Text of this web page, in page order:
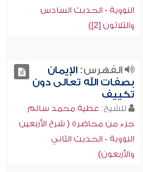
النووية - الحديث السادس
والثلاثون [2])
الفهرس:الإيمان
بصفات الله تعالى دون
تكييف
للشيخ: عطية محمد سالم
جزء من محاضرة ( شرح الأربعين
النووية - الحديث الثاني
والأربعون)